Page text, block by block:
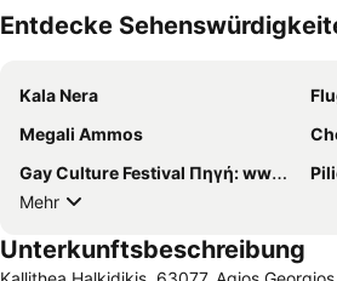
Entdecke
Kala Nera
Megali Ammos
Gay Culture Festival Πηγή: www.lifo.gr
Mehr
Unterkunftsbeschreibung